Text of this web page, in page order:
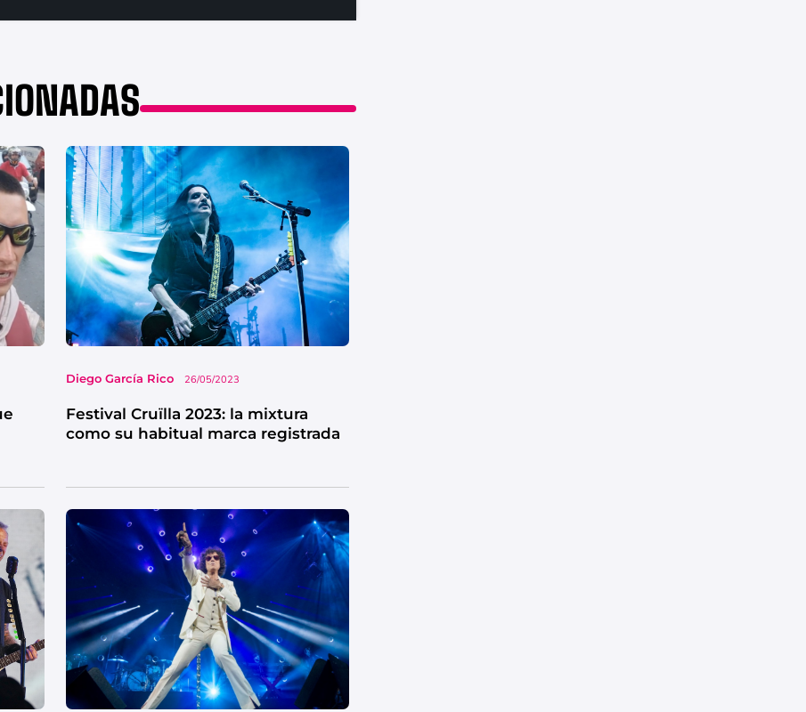
Diego García Rico 26/05/2023
Festival Cruïlla 2023: la mixtura
como su habitual marca registrada